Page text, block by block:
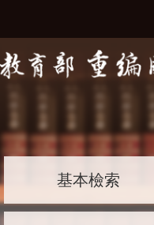
基本檢索